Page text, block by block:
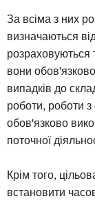
За всіма з них
визначаються
розраховуються
вони
випадків до
роботи, роботи
обов'язково
поточної
Крім того,
встановити